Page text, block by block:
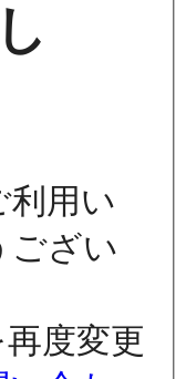
利用い
ござい
度変更